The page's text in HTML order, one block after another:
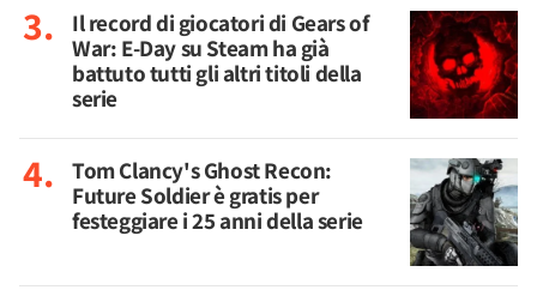
Il record di giocatori di Gears of
War: E-Day su Steam ha già
battuto tutti gli altri titoli della
serie
Tom Clancy's Ghost Recon:
Future Soldier è gratis per
festeggiare i 25 anni della serie